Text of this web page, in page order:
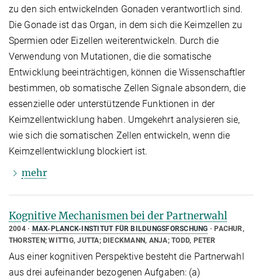
zu den sich entwickelnden Gonaden verantwortlich sind.
Die Gonade ist das Organ, in dem sich die Keimzellen zu
Spermien oder Eizellen weiterentwickeln. Durch die
Verwendung von Mutationen, die die somatische
Entwicklung beeinträchtigen, können die Wissenschaftler
bestimmen, ob somatische Zellen Signale absondern, die
essenzielle oder unterstützende Funktionen in der
Keimzellentwicklung haben. Umgekehrt analysieren sie,
wie sich die somatischen Zellen entwickeln, wenn die
Keimzellentwicklung blockiert ist.
mehr
Kognitive Mechanismen bei der Partnerwahl
2004 MAX-PLANCK-INSTITUT FÜR BILDUNGSFORSCHUNG
PACHUR,
THORSTEN; WITTIG, JUTTA; DIECKMANN, ANJA; TODD, PETER
Aus einer kognitiven Perspektive besteht die Partnerwahl
aus drei aufeinander bezogenen Aufgaben: (a)